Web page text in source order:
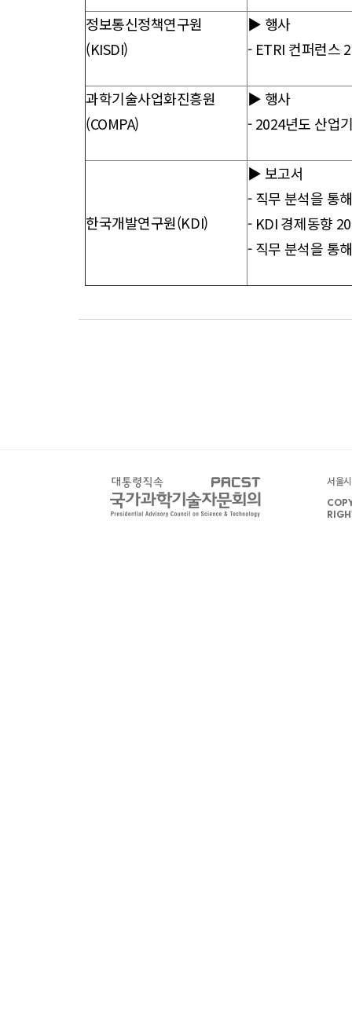
정보통신정책연구원
(KISDI)
▶ 행사
- ETRI 컨퍼런스
과학기술사업화진흥원
(COMPA)
▶ 행사
-2024년도 산업
한국개발연구원(KDI)
▶ 보고서
-직무 분석을 통
- KDI 경제동향
- 직무 분석을 통
서울